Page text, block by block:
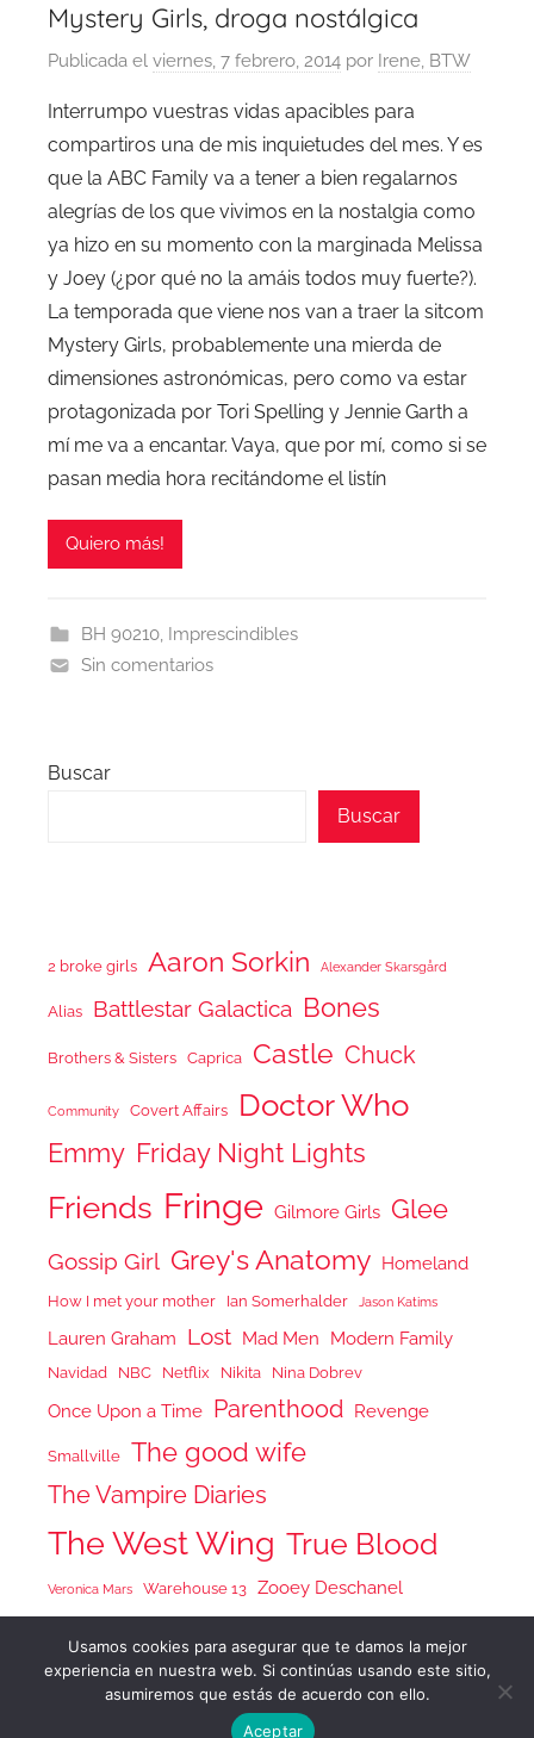
Mystery Girls, droga nostálgica
Publicada el viernes, 7 febrero, 2014 por Irene, BTW
Interrumpo vuestras vidas apacibles para
compartiros una de mis inquietudes del mes. Y es
que la ABC Family va a tener a bien regalarnos
alegrías de los que vivimos en la nostalgia como
ya hizo en su momento con la marginada Melissa
y Joey (¿por qué no la amáis todos muy fuerte?).
La temporada que viene nos van a traer la sitcom
Mystery Girls, probablemente una mierda de
dimensiones astronómicas, pero como va estar
protagonizada por Tori Spelling y Jennie Garth a
mí me va a encantar. Vaya, que por mí, como si se
pasan media hora recitándome el listín
Quiero más!
BH 90210, Imprescindibles
Sin comentarios
Buscar
Buscar
2 broke girls Aaron Sorkin Alexander Skarsgård
Alias Battlestar Galactica Bones
Brothers & Sisters Caprica Castle Chuck
Community Covert Affairs Doctor Who
Emmy Friday Night Lights
Friends Fringe Gilmore Girls Glee
Gossip Girl Grey's Anatomy Homeland
How I met your mother Ian Somerhalder Jason Katims
Lauren Graham Lost Mad Men Modern Family
Navidad NBC Netflix Nikita Nina Dobrev
Once Upon a Time Parenthood Revenge
Smallville The good wife
The Vampire Diaries
The West Wing True Blood
Veronica Mars Warehouse 13 Zooey Deschanel
Tema para WordPress: Donovan de ThemeZee.
Usamos cookies para asegurar que te damos la mejor
experiencia en nuestra web. Si continúas usando este sitio,
asumiremos que estás de acuerdo con ello.
Aceptar